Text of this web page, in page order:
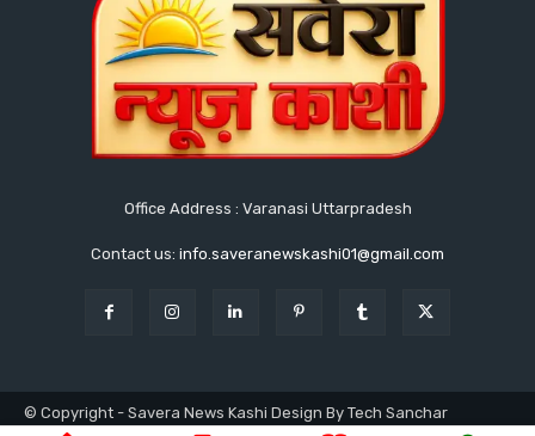
Office Address : Varanasi Uttarpradesh
Contact us: info.saveranewskashi01@gmail.com
© Copyright - Savera News Kashi Design By Tech Sanchar
9140753811